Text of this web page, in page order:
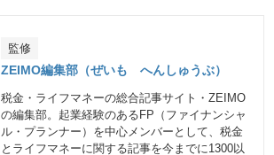
監修
ZEIMO編集部（ぜいも へんしゅうぶ）
税金・ライフマネーの総合記事サイト・ZEIMO
の編集部。起業経験のあるFP（ファイナンシャ
ル・プランナー）を中心メンバーとして、税金
とライフマネーに関する記事を今までに1300以